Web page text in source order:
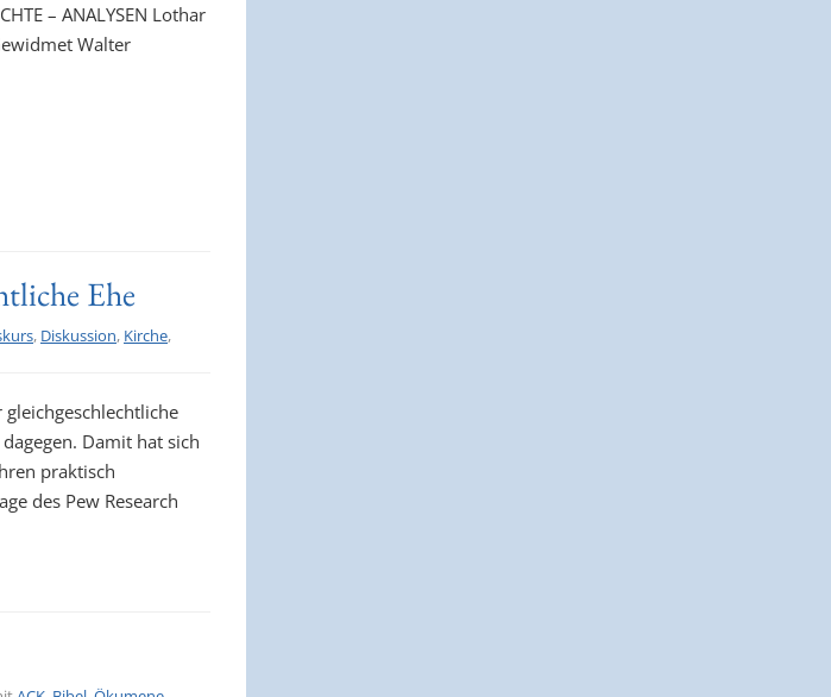
– ANALYSEN Lothar
Walter
Ehe
, Diskussion, Kirche,
Damit hat sich
praktisch
des Pew Research